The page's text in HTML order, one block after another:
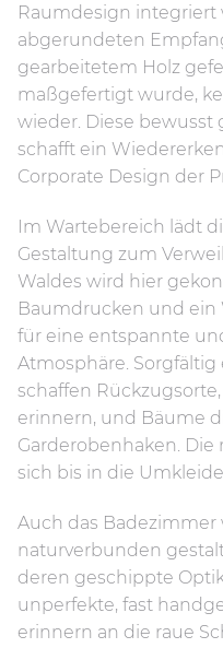
Raumdesign
abgerundeten
gearbeitetem Holz
maßgefertigt wurde,
wieder. Diese bewusst
schafft ein
Corporate Design der
Im Wartebereich lädt
Gestaltung zum
Waldes wird hier
Baumdrucken und ein
für eine entspannte
Atmosphäre.
schaffen
erinnern, und Bäume
Garderobenhaken.
sich bis in die
Auch das
naturverbunden
deren geschippte
unperfekte, fast
erinnern an die raue